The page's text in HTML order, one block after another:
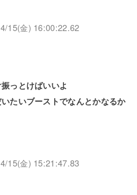
15(金) 16:00:22.62
っとけばいいよ
たいブーストでなんとかなるか
15(金) 15:21:47.83